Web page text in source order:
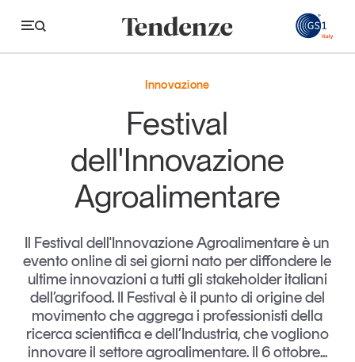
Tendenze
Economia e consumi
Innovazione
Logistica
Retail e brand
Sostenibilità
Grandi temi
Magazine Studi e ricerche
Innovazione
Festival
dell'Innovazione
Agroalimentare
Il Festival dell'Innovazione Agroalimentare è un
evento online di sei giorni nato per diffondere le
ultime innovazioni a tutti gli stakeholder italiani
dell’agrifood. Il Festival è il punto di origine del
movimento che aggrega i professionisti della
ricerca scientifica e dell’Industria, che vogliono
innovare il settore agroalimentare. Il 6 ottobre...